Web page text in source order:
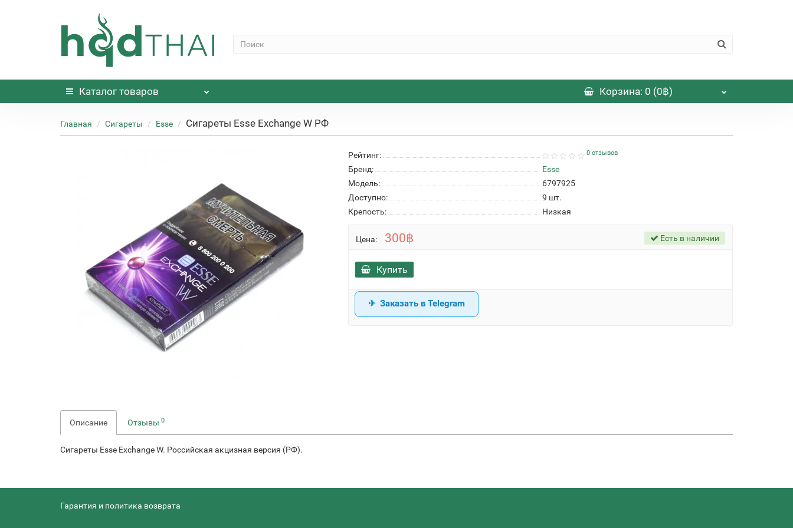
Каталог товаров Корзина: 0 (0฿)
Главная Сигареты Esse Сигареты Esse Exchange W РФ
Рейтинг: 0 отзывов
Бренд:
Esse
Модель:
6797925
Доступно:
9 шт.
Крепость:
Низкая
Цена: 300฿ Есть в наличии
Купить
Заказать в Telegram
Описание Отзывы 0
Сигареты Esse Exchange W. Российская акцизная версия (РФ).
Гарантия и политика возврата